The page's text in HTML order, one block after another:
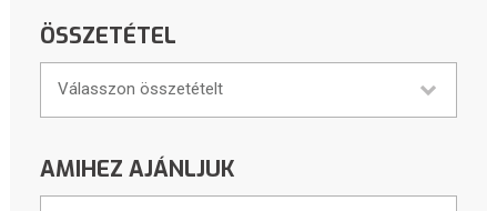
ÖSSZETÉTEL
Válasszon összetételt
AMIHEZ AJÁNLJUK